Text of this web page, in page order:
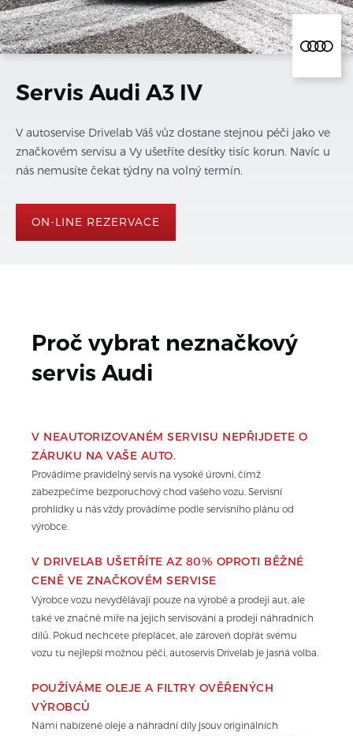
Servis Audi A3 IV
V autoservise Drivelab Váš vůz dostane stejnou péči jako ve
značkovém servisu a Vy ušetříte desítky tisíc korun. Navíc u
nás nemusíte čekat týdny na volný termín.
ON-LINE REZERVACE
Proč vybrat neznačkový
servis Audi
V NEAUTORIZOVANÉM SERVISU NEPŘIJDETE O
ZÁRUKU NA VAŠE AUTO.
Provádíme pravidelný servis na vysoké úrovni, čímž
zabezpečíme bezporuchový chod vašeho vozu. Servisní
prohlídky u nás vždy provádíme podle servisního plánu od
výrobce.
V DRIVELAB UŠETŘÍTE AZ 80% OPROTI BĚŽNÉ
CENĚ VE ZNAČKOVÉM SERVISE
Výrobce vozu nevydělávají pouze na výrobě a prodeji aut, ale
také ve značně míře na jejich servisování a prodeji náhradních
dílů. Pokud nechcete přeplácet, ale zároveň dopřát svému
vozu tu nejlepší možnou péči, autoservis Drivelab je jasná volba.
POUŽÍVÁME OLEJE A FILTRY OVĚŘENÝCH
VÝROBCŮ
Námi nabízené oleje a náhradní díly jsouv originálních